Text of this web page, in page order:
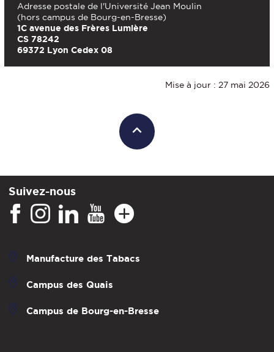
Adresse postale de l'Université Jean Moulin
(hors campus de Bourg-en-Bresse)
1C avenue des Frères Lumière
CS 78242
69372 Lyon Cedex 08
Mise à jour : 27 mai 2026
Suivez-nous
Manufacture des Tabacs
Campus des Quais
Campus de Bourg-en-Bresse